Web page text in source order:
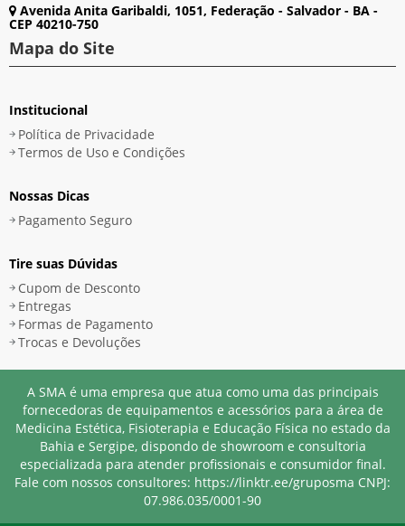
Avenida Anita Garibaldi, 1051, Federação - Salvador - BA -
CEP 40210-750
Mapa do Site
Institucional
Política de Privacidade
Termos de Uso e Condições
Nossas Dicas
Pagamento Seguro
Tire suas Dúvidas
Cupom de Desconto
Entregas
Formas de Pagamento
Trocas e Devoluções
A SMA é uma empresa que atua como uma das principais
fornecedoras de equipamentos e acessórios para a área de
Medicina Estética, Fisioterapia e Educação Física no estado da
Bahia e Sergipe, dispondo de showroom e consultoria
especializada para atender profissionais e consumidor final.
Fale com nossos consultores: https://linktr.ee/gruposma CNPJ:
07.986.035/0001-90